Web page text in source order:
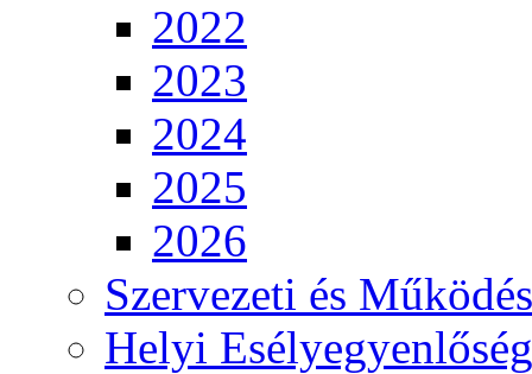
2022
2023
2024
2025
2026
Szervezeti és
Helyi